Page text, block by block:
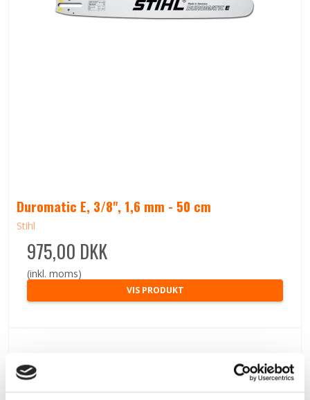
Duromatic E, 3/8", 1,6 mm - 50 cm
Stihl
975,00 DKK
(inkl. moms)
VIS PRODUKT